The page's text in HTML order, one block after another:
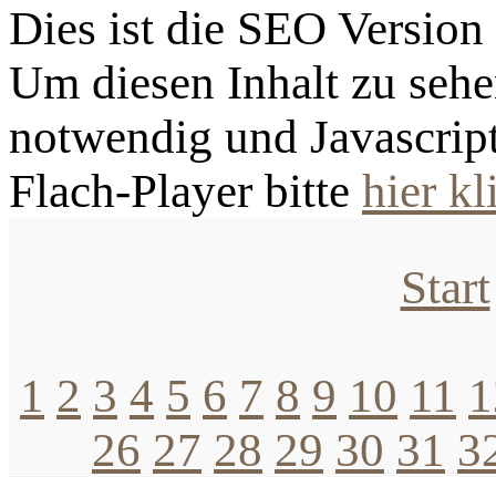
Dies ist die SEO
Um diesen Inhalt zu
notwendig und
Flach-Player bitte hier
Start
1 2 3 4 5 6 7 8 9 10 11
26 27 28 29 30 31